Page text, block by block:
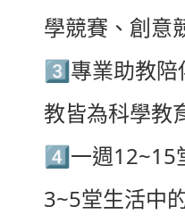
學競賽、創意
3️⃣專業助教
教皆為科學教
4️⃣一週12~15
3~5堂生活中